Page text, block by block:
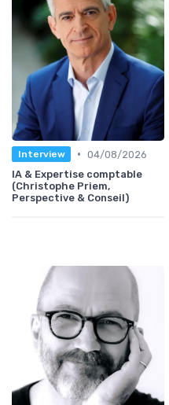
Interview • 04/08/2026
IA & Expertise comptable
(Christophe Priem,
Perspective & Conseil)